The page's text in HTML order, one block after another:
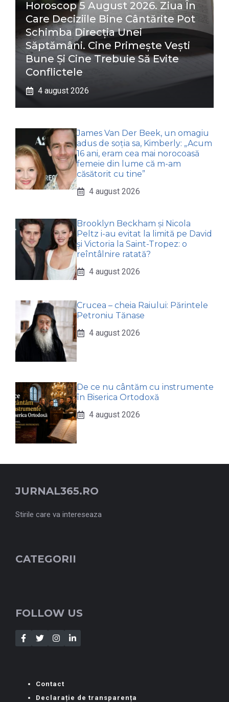
Horoscop 5 August 2026. Ziua În
Care Deciziile Bine Cântărite Pot
Schimba Direcția Unei
Săptămâni. Cine Primește Vești
Bune Și Cine Trebuie Să Evite
Conflictele
4 august 2026
James Van Der Beek, un omagiu
adus de soția sa, Kimberly: „Acum
16 ani, eram cea mai norocoasă
femeie din lume că m-am
căsătorit cu tine”
4 august 2026
Brooklyn Beckham și Nicola
Peltz i-au evitat la limită pe David
și Victoria la Saint-Tropez: o
reîntâlnire ratată?
4 august 2026
Crucea – cheia Raiului: Părintele
Petroniu Tănase
4 august 2026
De ce nu cântăm cu instrumente
în Biserica Ortodoxă
4 august 2026
JURNAL365.RO
Stirile care va intereseaza
CATEGORII
FOLLOW US
Contact
Declarație de transparența